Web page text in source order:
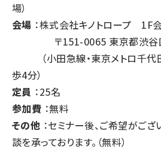
場）
会場 ：株式会社キノトロープ 1F
〒151-0065 東京都渋谷
（小田急線・東京メトロ千代
歩4分）
定員 ：25名
参加費 ：無料
その他 ：セミナー後、ご希望がご
談を承っております。（無料）